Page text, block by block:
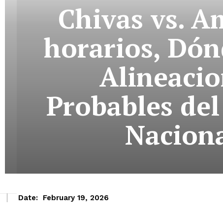
Chivas vs.
horarios,
Probables
Date: February 19, 2026